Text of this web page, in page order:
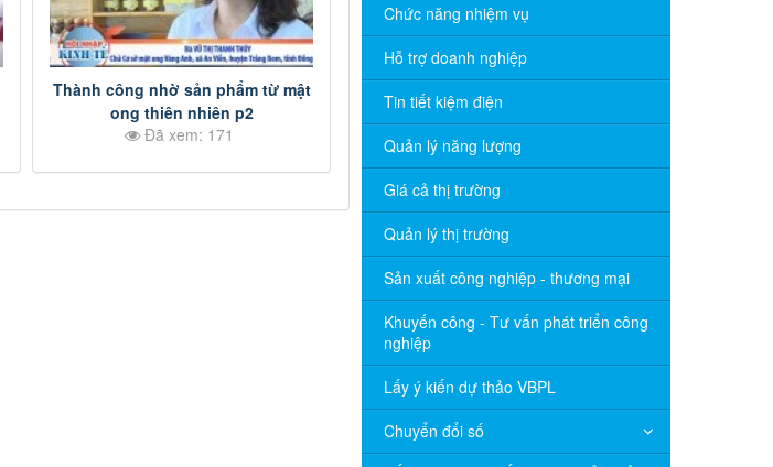
Thành công nhờ sản phẩm từ mật
ong thiên nhiên p2
Đã xem: 171
Chức năng nhiệm vụ
Hỗ trợ doanh nghiệp
Tin tiết kiệm điện
Quản lý năng lượng
Giá cả thị trường
Quản lý thị trường
Sản xuất công nghiệp - thương mại
Khuyến công - Tư vấn phát triển công
nghiệp
Lấy ý kiến dự thảo VBPL
Chuyển đổi số